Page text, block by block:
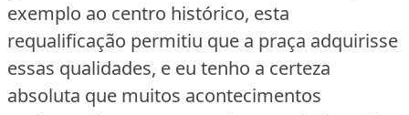
exemplo ao centro histórico, esta
requalificação permitiu que a praça adquirisse
essas qualidades, e eu tenho a certeza
absoluta que muitos acontecimentos